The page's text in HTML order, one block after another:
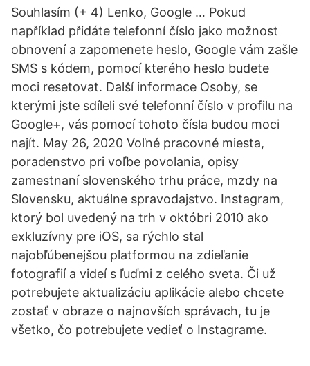
Souhlasím (+ 4) Lenko, Google … Pokud
například přidáte telefonní číslo jako možnost
obnovení a zapomenete heslo, Google vám zašle
SMS s kódem, pomocí kterého heslo budete
moci resetovat. Další informace Osoby, se
kterými jste sdíleli své telefonní číslo v profilu na
Google+, vás pomocí tohoto čísla budou moci
najít. May 26, 2020 Voľné pracovné miesta,
poradenstvo pri voľbe povolania, opisy
zamestnaní slovenského trhu práce, mzdy na
Slovensku, aktuálne spravodajstvo. Instagram,
ktorý bol uvedený na trh v októbri 2010 ako
exkluzívny pre iOS, sa rýchlo stal
najobľúbenejšou platformou na zdieľanie
fotografií a videí s ľuďmi z celého sveta. Či už
potrebujete aktualizáciu aplikácie alebo chcete
zostať v obraze o najnovších správach, tu je
všetko, čo potrebujete vedieť o Instagrame.